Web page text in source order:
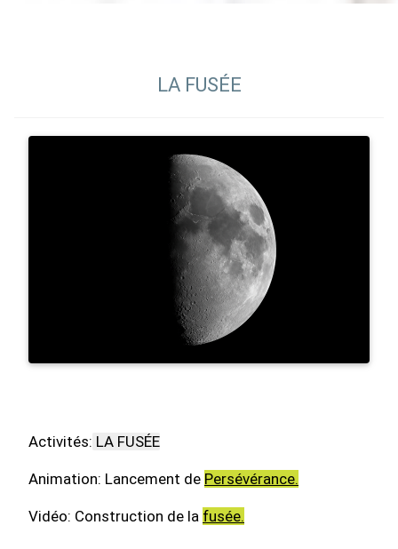
LA FUSÉE
Activités: LA FUSÉE
Animation: Lancement de Persévérance.
Vidéo: Construction de la fusée.